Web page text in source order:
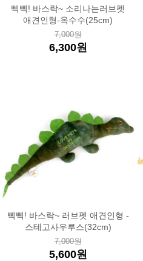
삑삑! 바스락~ 소리나는러브펫
애견인형-옥수수(25cm)
7,000원
6,300원
삑삑! 바스락~ 러브펫 애견인형 -
스테고사우루스(32cm)
7,000원
5,600원